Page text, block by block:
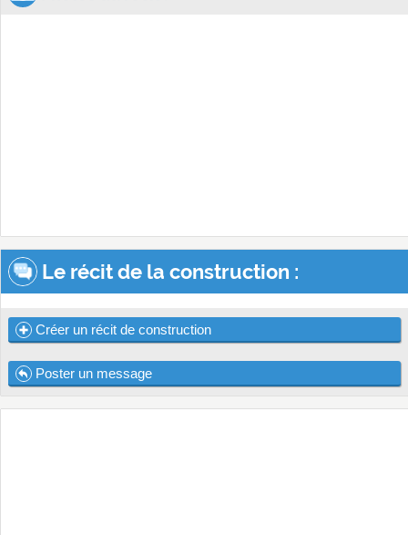
Le récit de la construction :
Créer un récit de construction
Poster un message